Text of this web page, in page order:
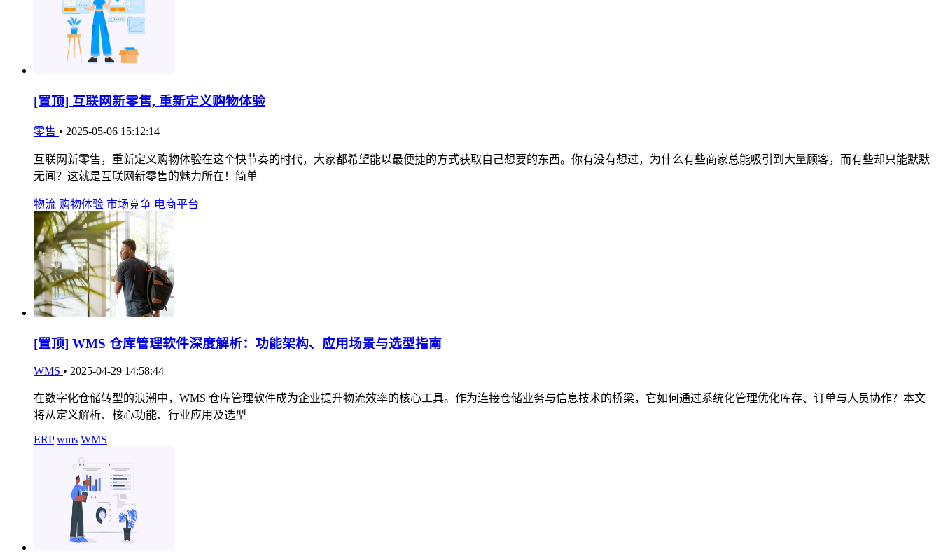
[置顶] 互联网新零售, 重新定义购物体验
零售 • 2025-05-06 15:12:14
互联网新零售，重新定义购物体验在这个快节奏的时代，大家都希望能以最便捷的方式获取自己想要的东西。你有没有想过，为什么有些商家总能吸引到大量顾客，而有些却只能默默
无闻？这就是互联网新零售的魅力所在！简单
物流 购物体验 市场竞争 电商平台
[置顶] WMS 仓库管理软件深度解析：功能架构、应用场景与选型指南
WMS • 2025-04-29 14:58:44
在数字化仓储转型的浪潮中，WMS 仓库管理软件成为企业提升物流效率的核心工具。作为连接仓储业务与信息技术的桥梁，它如何通过系统化管理优化库存、订单与人员协作？本文
将从定义解析、核心功能、行业应用及选型
ERP wms WMS